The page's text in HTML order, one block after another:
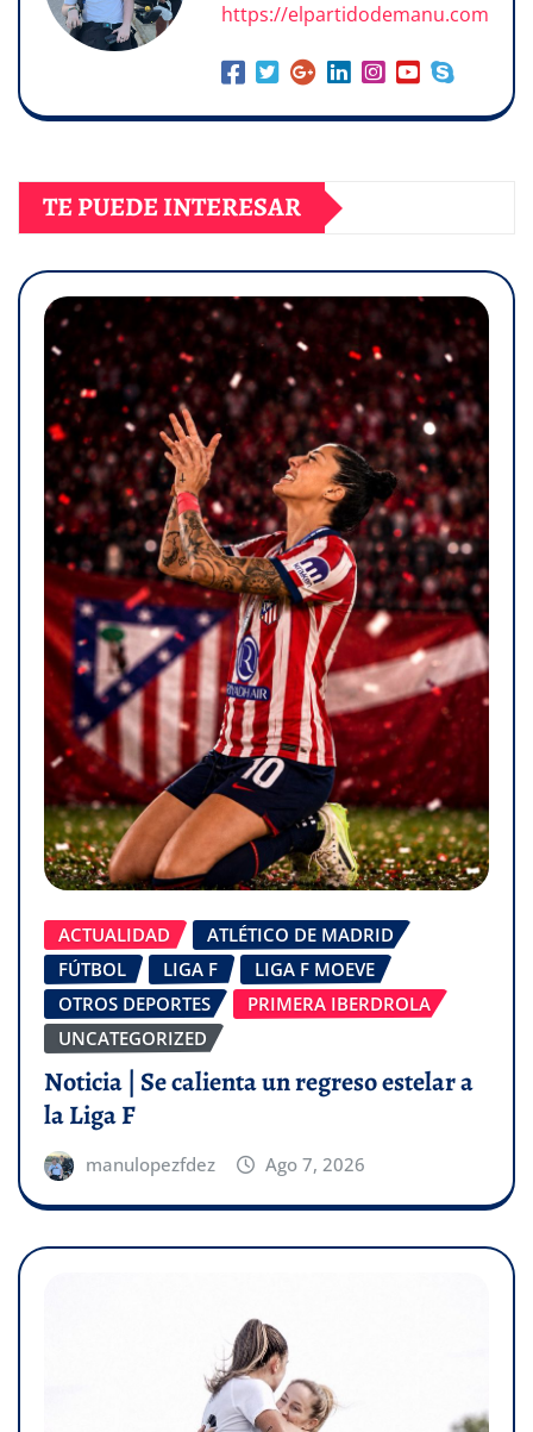
https://elpartidodemanu.com
TE PUEDE INTERESAR
ACTUALIDAD
ATLÉTICO DE MADRID
FÚTBOL
LIGA F
LIGA F MOEVE
OTROS DEPORTES
PRIMERA IBERDROLA
UNCATEGORIZED
Noticia | Se calienta un regreso estelar a
la Liga F
manulopezfdez Ago 7, 2026